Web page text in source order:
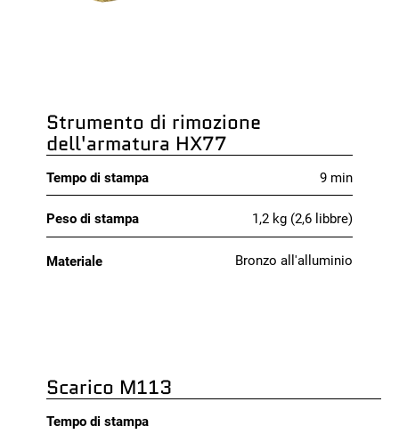
Strumento di rimozione
dell'armatura HX77
Tempo di stampa 9 min
Peso di stampa 1,2 kg (2,6 libbre)
Materiale Bronzo all'alluminio
Scarico M113
Tempo di stampa